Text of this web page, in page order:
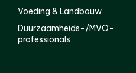
Voeding & Landbouw
Duurzaamheids-/MVO-
professionals